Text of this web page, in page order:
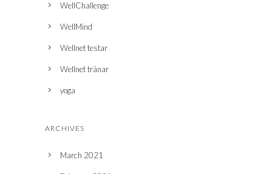
WellChallenge
WellMind
Wellnet testar
Wellnet tränar
yoga
ARCHIVES
March 2021